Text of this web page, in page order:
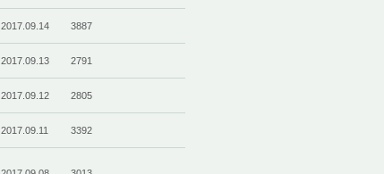
2017.09.14 3887
2017.09.13 2791
2017.09.12 2805
2017.09.11 3392